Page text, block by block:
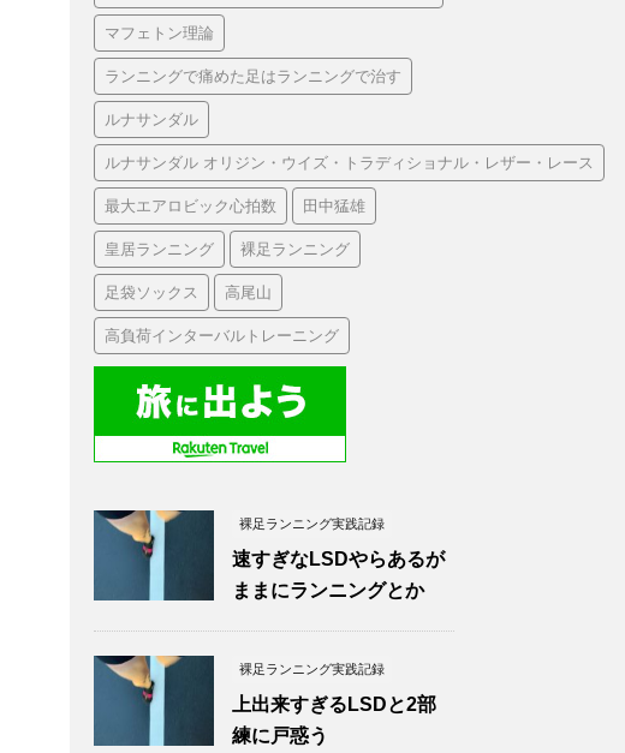
マフェトン理論
ランニングで痛めた足はランニングで治す
ルナサンダル
ルナサンダル オリジン・ウイズ・トラディショナル・レザー・レース
最大エアロビック心拍数 田中猛雄
皇居ランニング 裸足ランニング
足袋ソックス 高尾山
高負荷インターバルトレーニング
裸足ランニング実践記録
速すぎなLSDやらあるが
ままにランニングとか
裸足ランニング実践記録
上出来すぎるLSDと2部
練に戸惑う